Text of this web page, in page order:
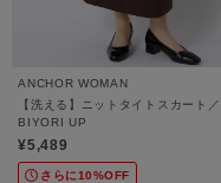
ANCHOR WOMAN
【洗える】ニットタイトスカート／
BIYORI UP
¥5,489
さらに10%OFF